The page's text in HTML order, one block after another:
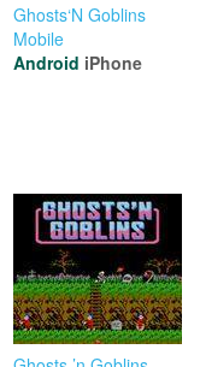
Ghosts‘N Goblins
Mobile
Android iPhone